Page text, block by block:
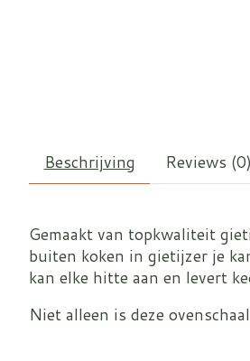
Beschrijving Reviews (0)
Gemaakt van topkwaliteit
buiten koken in gietijzer je
kan elke hitte aan en levert
Niet alleen is deze